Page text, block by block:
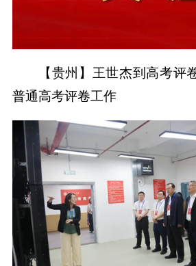
【贵州】王世杰到高考评
普通高考评卷工作